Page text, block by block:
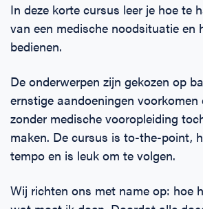
In deze korte cursus leer je hoe te
van een medische noodsituatie en
bedienen.
De onderwerpen zijn gekozen op
ernstige aandoeningen voorkomen
zonder medische vooropleiding
maken. De cursus is to-the-point,
tempo en is leuk om te volgen.
Wij richten ons met name op: hoe